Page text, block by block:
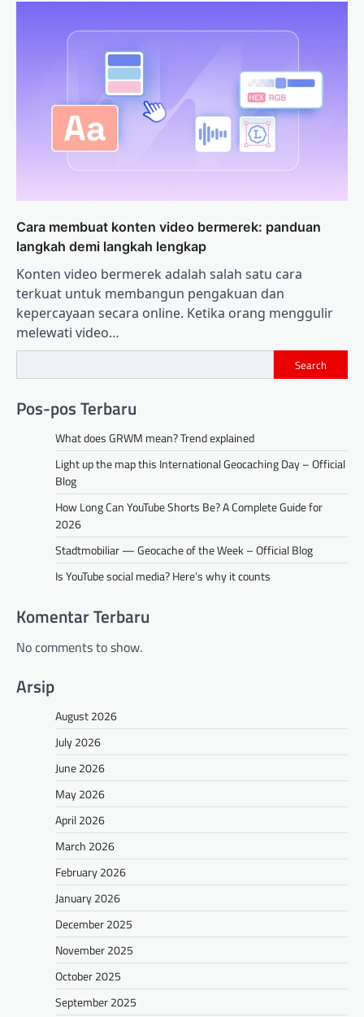
Cara membuat konten video bermerek: panduan
langkah demi langkah lengkap
Konten video bermerek adalah salah satu cara
terkuat untuk membangun pengakuan dan
kepercayaan secara online. Ketika orang menggulir
melewati video…
Search
Pos-pos Terbaru
What does GRWM mean? Trend explained
Light up the map this International Geocaching Day – Official
Blog
How Long Can YouTube Shorts Be? A Complete Guide for
2026
Stadtmobiliar — Geocache of the Week – Official Blog
Is YouTube social media? Here’s why it counts
Komentar Terbaru
No comments to show.
Arsip
August 2026
July 2026
June 2026
May 2026
April 2026
March 2026
February 2026
January 2026
December 2025
November 2025
October 2025
September 2025